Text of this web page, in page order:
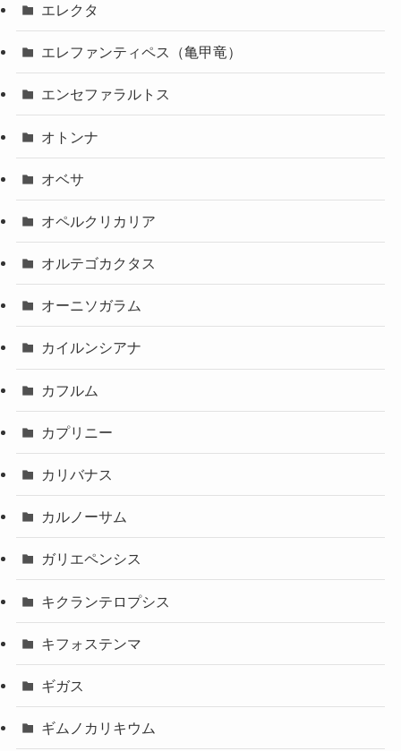
エレクタ
エレファンティペス（亀甲竜）
エンセファラルトス
オトンナ
オベサ
オペルクリカリア
オルテゴカクタス
オーニソガラム
カイルンシアナ
カフルム
カプリニー
カリバナス
カルノーサム
ガリエペンシス
キクランテロプシス
キフォステンマ
ギガス
ギムノカリキウム